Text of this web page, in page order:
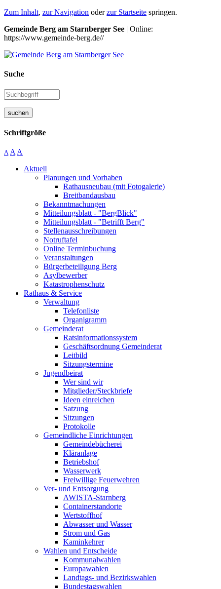
Zum Inhalt, zur Navigation oderzur Startseite springen.
Gemeinde Berg am Starnberger See | Online:
https://www.gemeinde-berg.de//
Suche
suchen
Schriftgröße
A A A
Aktuell
Planungen und Vorhaben
Rathausneubau (mit Fotogalerie)
Breitbandausbau
Bekanntmachungen
Mitteilungsblatt - "BergBlick"
Mitteilungsblatt - "Betrifft Berg"
Stellenausschreibungen
Notruftafel
Online Terminbuchung
Veranstaltungen
Bürgerbeteiligung Berg
Asylbewerber
Katastrophenschutz
Rathaus & Service
Verwaltung
Telefonliste
Organigramm
Gemeinderat
Ratsinformationssystem
Geschäftsordnung Gemeinderat
Leitbild
Sitzungstermine
Jugendbeirat
Wer sind wir
Mitglieder/Steckbriefe
Ideen einreichen
Satzung
Sitzungen
Protokolle
Gemeindliche Einrichtungen
Gemeindebücherei
Kläranlage
Betriebshof
Wasserwerk
Freiwillige Feuerwehren
Ver- und Entsorgung
AWISTA-Starnberg
Containerstandorte
Wertstoffhof
Abwasser und Wasser
Strom und Gas
Kaminkehrer
Wahlen und Entscheide
Kommunalwahlen
Europawahlen
Landtags- und Bezirkswahlen
Bundestagswahlen